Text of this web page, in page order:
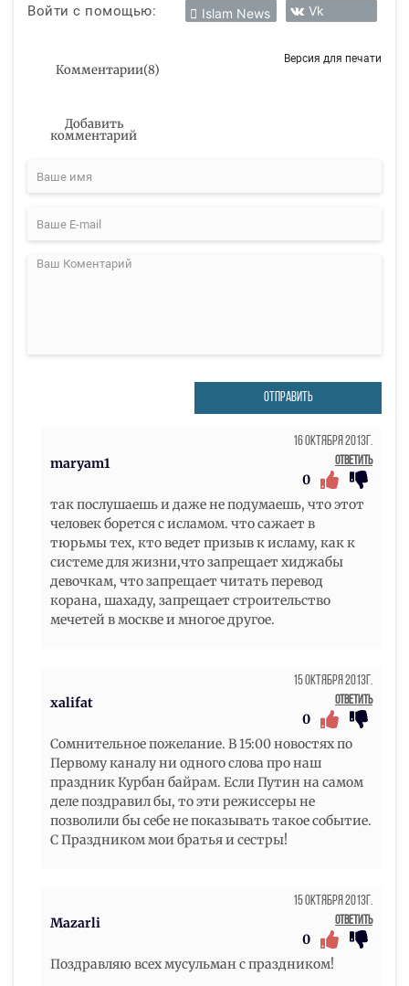
Войти с помощью: Islam News Vk
Комментарии(8)
Версия для печати
Добавить
комментарий
ОТПРАВИТЬ
maryam1
16 Октября 2013г.
Ответить
0
так послушаешь и даже не подумаешь, что этот
человек борется с исламом. что сажает в
тюрьмы тех, кто ведет призыв к исламу, как к
системе для жизни,что запрещает хиджабы
девочкам, что запрещает читать перевод
корана, шахаду, запрещает строительство
мечетей в москве и многое другое.
xalifat
15 Октября 2013г.
Ответить
0
Сомнительное пожелание. В 15:00 новостях по
Первому каналу ни одного слова про наш
праздник Курбан байрам. Если Путин на самом
деле поздравил бы, то эти режиссеры не
позволили бы себе не показывать такое событие.
С Праздником мои братья и сестры!
Mazarli
15 Октября 2013г.
Ответить
0
Поздравляю всех мусульман с праздником!